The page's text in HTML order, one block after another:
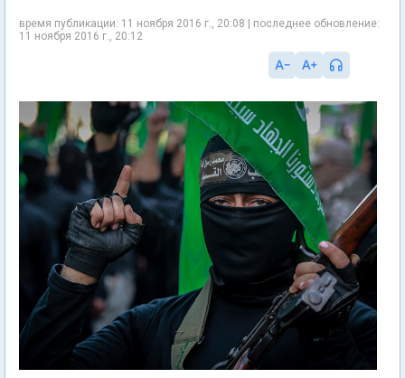
время публикации: 11 ноября 2016 г., 20:08 | последнее обновление:
11 ноября 2016 г., 20:12